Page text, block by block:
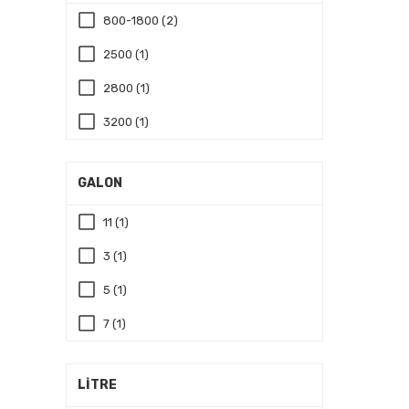
800-1800 (2)
2500 (1)
2800 (1)
3200 (1)
GALON
11 (1)
3 (1)
5 (1)
7 (1)
LİTRE